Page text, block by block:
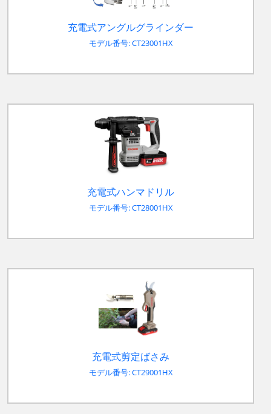
充電式アングルグラインダー
モデル番号: CT23001HX
充電式ハンマドリル
モデル番号: CT28001HX
充電式剪定ばさみ
モデル番号: CT29001HX